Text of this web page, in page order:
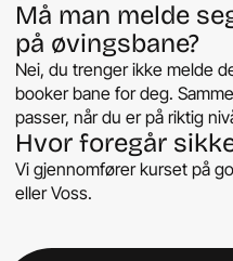
Må man melde
på øvingsbane?
Nei, du trenger ikke melde
booker bane for deg.
passer, når du er på riktig
Hvor foregår
Vi gjennomfører kurset på
eller Voss.